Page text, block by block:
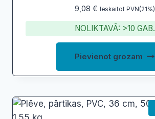
9,08 € Ieskaitot PVN(21%)
NOLIKTAVĀ: >10 GAB.
Pievienot grozam